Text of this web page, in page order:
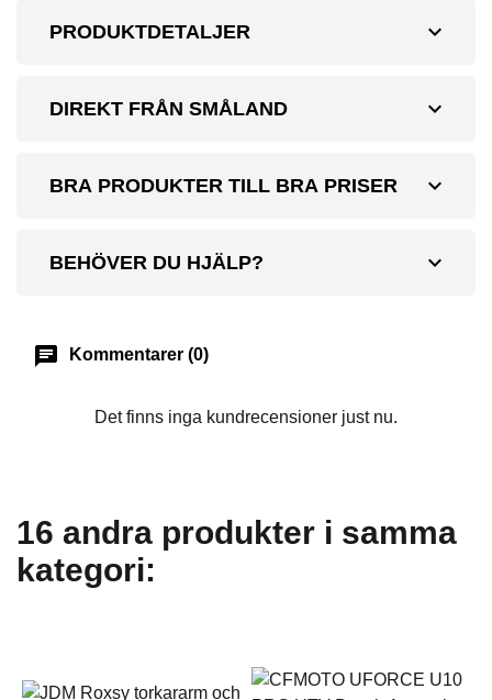
expand_more
PRODUKTDETALJER
expand_more
DIREKT FRÅN SMÅLAND
expand_more
BRA PRODUKTER TILL BRA PRISER
expand_more
BEHÖVER DU HJÄLP?
chat Kommentarer (0)
Det finns inga kundrecensioner just nu.
16 andra produkter i samma
kategori: